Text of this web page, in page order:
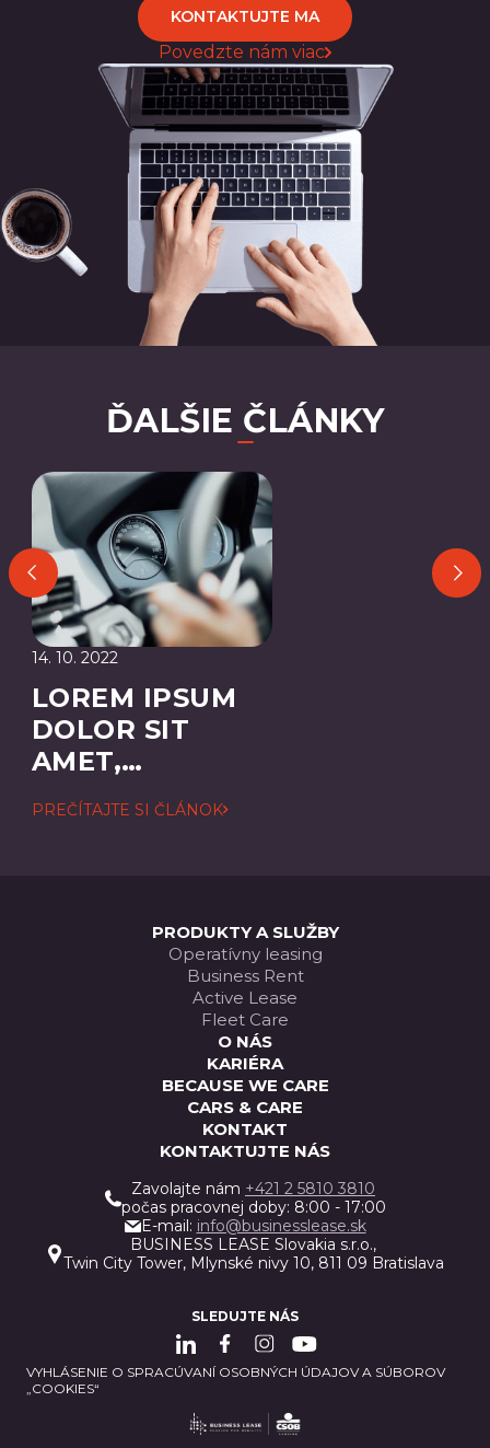
Povedzte nám viac
KONTAKTUJTE MA
ĎALŠIE ČLÁNKY
14. 10. 2022
LOREM IPSUM
DOLOR SIT
AMET,
CONSECTETUER
ADIPISCING
PREČÍTAJTE SI ČLÁNOK
PRODUKTY A SLUŽBY
Operatívny leasing
Business Rent
Active Lease
Fleet Care
O NÁS
KARIÉRA
BECAUSE WE CARE
CARS & CARE
KONTAKT
KONTAKTUJTE NÁS
Zavolajte nám +421 2 5810 3810
počas pracovnej doby: 8:00 - 17:00
E-mail: info@businesslease.sk
BUSINESS LEASE Slovakia s.r.o.,
Twin City Tower, Mlynské nivy 10, 811 09 Bratislava
SLEDUJTE NÁS
VYHLÁSENIE O SPRACÚVANÍ OSOBNÝCH ÚDAJOV A SÚBOROV
„COOKIES“